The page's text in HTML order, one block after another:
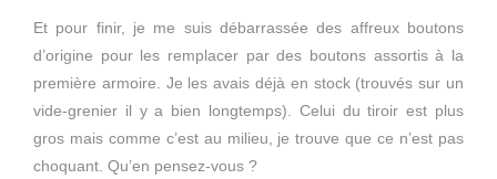
Et pour finir, je me suis débarrassée des affreux boutons
d’origine pour les remplacer par des boutons assortis à la
première armoire. Je les avais déjà en stock (trouvés sur un
vide-grenier il y a bien longtemps). Celui du tiroir est plus
gros mais comme c’est au milieu, je trouve que ce n’est pas
choquant. Qu’en pensez-vous ?